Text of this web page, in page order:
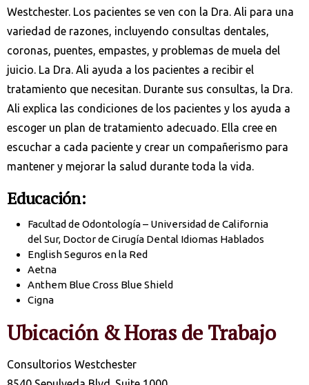
Westchester. Los pacientes se ven con la Dra. Ali para una
variedad de razones, incluyendo consultas dentales,
coronas, puentes, empastes, y problemas de muela del
juicio. La Dra. Ali ayuda a los pacientes a recibir el
tratamiento que necesitan. Durante sus consultas, la Dra.
Ali explica las condiciones de los pacientes y los ayuda a
escoger un plan de tratamiento adecuado. Ella cree en
escuchar a cada paciente y crear un compañerismo para
mantener y mejorar la salud durante toda la vida.
Educación:
Facultad de Odontología – Universidad de California
del Sur, Doctor de Cirugía Dental Idiomas Hablados
English Seguros en la Red
Aetna
Anthem Blue Cross Blue Shield
Cigna
Ubicación & Horas de Trabajo
Consultorios Westchester